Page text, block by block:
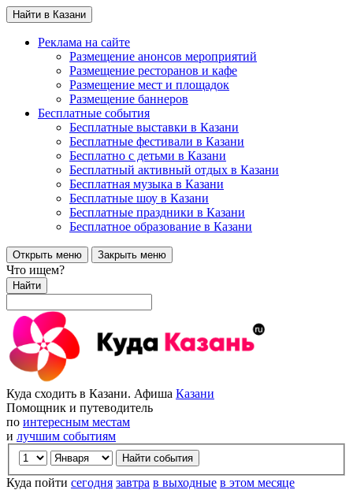
Найти в Казани
Реклама на сайте
Размещение анонсов мероприятий
Размещение ресторанов и кафе
Размещение мест и площадок
Размещение баннеров
Бесплатные события
Бесплатные выставки в Казани
Бесплатные фестивали в Казани
Бесплатно с детьми в Казани
Бесплатный активный отдых в Казани
Бесплатная музыка в Казани
Бесплатные шоу в Казани
Бесплатные праздники в Казани
Бесплатное образование в Казани
Открыть меню Закрыть меню
Что ищем?
Найти
Куда сходить в Казани. Афиша Казани
Помощник и путеводитель
по интересным местам
и лучшим событиям
Куда пойти сегодня завтра в выходные в этом месяце